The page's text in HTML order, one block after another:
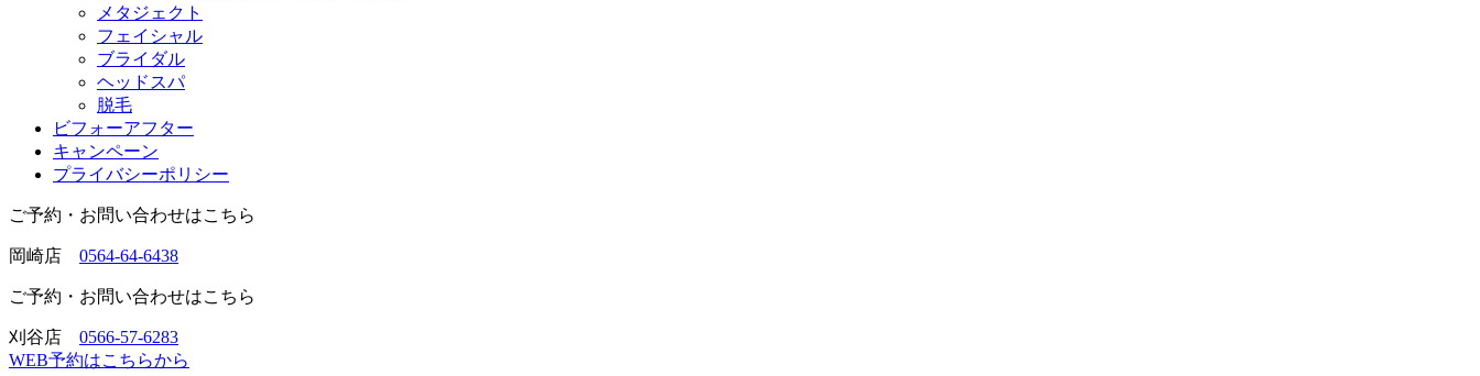
メタジェクト
フェイシャル
ブライダル
ヘッドスパ
脱毛
ビフォーアフター
キャンペーン
プライバシーポリシー
ご予約・お問い合わせはこちら
岡崎店 0564-64-6438
ご予約・お問い合わせはこちら
刈谷店
0566-57-6283
WEB予約はこちらから